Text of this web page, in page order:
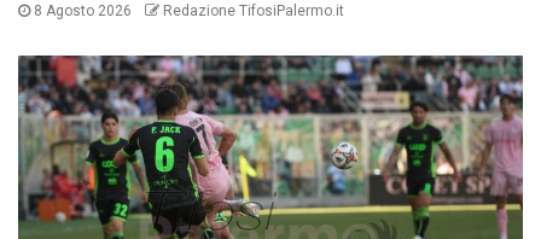
8 Agosto 2026 Redazione TifosiPalermo.it